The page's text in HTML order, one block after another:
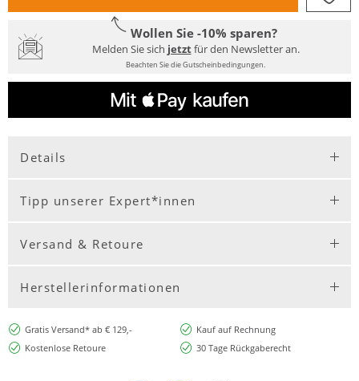
Wollen Sie -10% sparen?
Melden Sie sich jetztfür den Newsletter an.
Beachten Sie die Gutscheinbedingungen.
Details
Tipp unserer Expert*innen
Versand & Retoure
Herstellerinformationen
Gratis Versand* ab € 129,-
Kauf auf Rechnung
Kostenlose Retoure
30 Tage Rückgaberecht